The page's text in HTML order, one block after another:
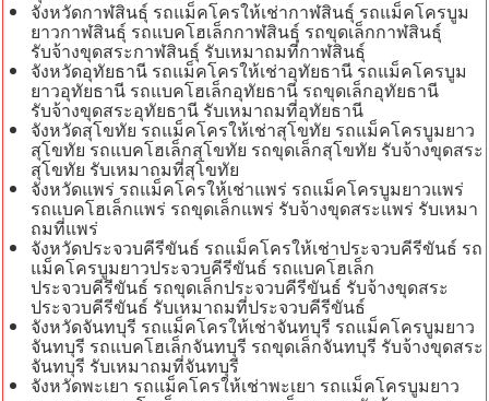
จังหวัดกาฬสินธุ์ รถแม็คโครให้เช่ากาฬสินธุ์ รถแม็คโครบูม
ยาวกาฬสินธุ์ รถแบคโฮเล็กกาฬสินธุ์ รถขุดเล็กกาฬสินธุ์
รับจ้างขุดสระกาฬสินธุ์ รับเหมาถมที่กาฬสินธุ์
จังหวัดอุทัยธานี รถแม็คโครให้เช่าอุทัยธานี รถแม็คโครบูม
ยาวอุทัยธานี รถแบคโฮเล็กอุทัยธานี รถขุดเล็กอุทัยธานี
รับจ้างขุดสระอุทัยธานี รับเหมาถมที่อุทัยธานี
จังหวัดสุโขทัย รถแม็คโครให้เช่าสุโขทัย รถแม็คโครบูมยาว
สุโขทัย รถแบคโฮเล็กสุโขทัย รถขุดเล็กสุโขทัย รับจ้างขุดสระ
สุโขทัย รับเหมาถมที่สุโขทัย
จังหวัดแพร่ รถแม็คโครให้เช่าแพร่ รถแม็คโครบูมยาวแพร่
รถแบคโฮเล็กแพร่ รถขุดเล็กแพร่ รับจ้างขุดสระแพร่ รับเหมา
ถมที่แพร่
จังหวัดประจวบคีรีขันธ์ รถแม็คโครให้เช่าประจวบคีรีขันธ์ รถ
แม็คโครบูมยาวประจวบคีรีขันธ์ รถแบคโฮเล็ก
ประจวบคีรีขันธ์ รถขุดเล็กประจวบคีรีขันธ์ รับจ้างขุดสระ
ประจวบคีรีขันธ์ รับเหมาถมที่ประจวบคีรีขันธ์
จังหวัดจันทบุรี รถแม็คโครให้เช่าจันทบุรี รถแม็คโครบูมยาว
จันทบุรี รถแบคโฮเล็กจันทบุรี รถขุดเล็กจันทบุรี รับจ้างขุดสระ
จันทบุรี รับเหมาถมที่จันทบุรี
จังหวัดพะเยา รถแม็คโครให้เช่าพะเยา รถแม็คโครบูมยาว